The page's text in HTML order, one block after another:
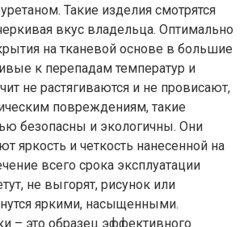
Такие изделия смотрятся
вкус владельца. Оптимально
на тканевой основе в большие
к перепадам температур и
не растягиваются и не провисают,
повреждениям, такие
безопасны и экологичны. Они
яркость и четкость нанесенной на
всего срока эксплуатации
не выгорят, рисунок или
яркими, насыщенными.
– это образец эффективного